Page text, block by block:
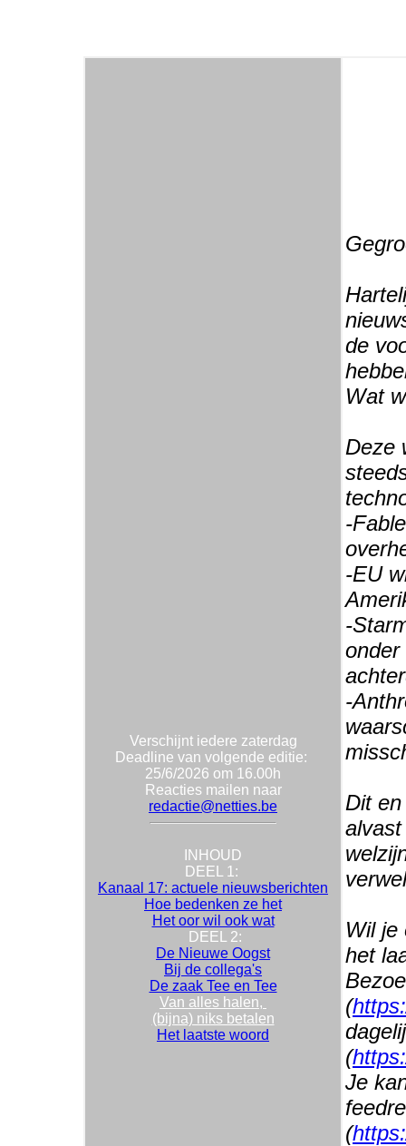
Verschijnt iedere zaterdag
Deadline van volgende editie:
25/6/2026 om 16.00h
Reacties mailen naar
redactie@netties.be
INHOUD
DEEL 1:
Kanaal 17: actuele nieuwsberichten
Hoe bedenken ze het
Het oor wil ook wat
DEEL 2:
De Nieuwe Oogst
Bij de collega's
De zaak Tee en Tee
Van alles halen,
(bijna) niks betalen
Het laatste woord
de
Wat
Deze
-
-EU
-
onder
-
Dit
Wil je
het
(
(
Je
(